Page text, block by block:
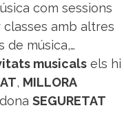
com sessions
amb altres
de música,…
musicals els hi
, MILLORA
SEGURETAT